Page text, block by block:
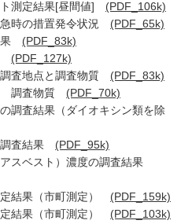
測定結果[昼間値] (PDF_106k)
時の措置発令状況 (PDF_65k)
果 (PDF_83k)
(PDF_127k)
査地点と調査物質 (PDF_83k)
調査物質 (PDF_70k)
調査結果（ダイオキシン類を除
調査結果 (PDF_95k)
スベスト）濃度の調査結果
結果（市町測定） (PDF_159k)
結果（市町測定） (PDF_103k)